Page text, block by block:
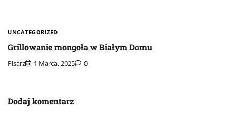
UNCATEGORIZED
Grillowanie mongoła w Białym Domu
Pisarz 1 Marca, 2025 0
Dodaj komentarz